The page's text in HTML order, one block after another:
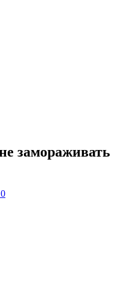
замораживать